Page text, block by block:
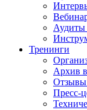
Аудиты
Тренинги
Архив
Отзывы
Пресс-